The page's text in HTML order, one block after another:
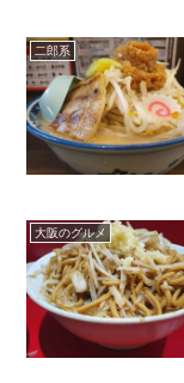
二郎系
大阪のグルメ